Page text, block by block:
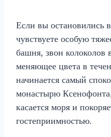
Если вы остановились
чувствуете особую
башня, звон колоколов
меняющее цвета в
начинается самый
монастырю
касается моря и
гостеприимностью.